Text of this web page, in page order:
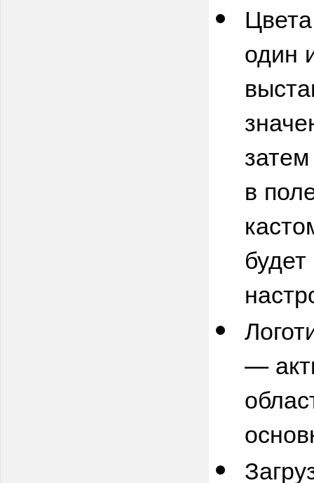
один
в
—